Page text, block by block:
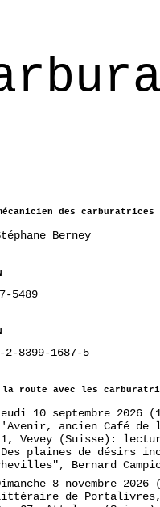
des carburatrices
Berney
5489
2-8399-1687-5
la route avec les
10 septembre 2026
ancien Café de
Vevey (Suisse):
plaines de désirs
Bernard
8 novembre
de Portalivres,